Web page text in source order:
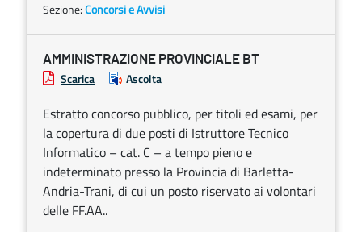
Sezione:Concorsi e Avvisi
AMMINISTRAZIONE PROVINCIALE BT
Scarica Ascolta
Estratto concorso pubblico, per titoli ed esami, per
la copertura di due posti di Istruttore Tecnico
Informatico – cat. C – a tempo pieno e
indeterminato presso la Provincia di Barletta-
Andria-Trani, di cui un posto riservato ai volontari
delle FF.AA..